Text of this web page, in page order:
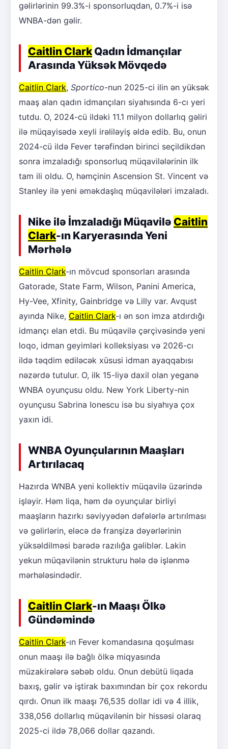
gəlirlərinin 99.3%-i sponsorluqdan, 0.7%-i isə
WNBA-dən gəlir.
Caitlin ClarkQadın İdmançılar
Arasında Yüksək Mövqedə
Caitlin Clark, Sportico-nun 2025-ci ilin ən yüksək
maaş alan qadın idmançıları siyahısında 6-cı yeri
tutdu. O, 2024-cü ildəki 11.1 milyon dollarlıq gəliri
ilə müqayisədə xeyli irəliləyiş əldə edib. Bu, onun
2024-cü ildə Fever tərəfindən birinci seçildikdən
sonra imzaladığı sponsorluq müqavilələrinin ilk
tam ili oldu. O, həmçinin Ascension St. Vincent və
Stanley ilə yeni əməkdaşlıq müqavilələri imzaladı.
Nike ilə İmzaladığı Müqavilə Caitlin
Clark-ın Karyerasında Yeni
Mərhələ
Caitlin Clark-ın mövcud sponsorları arasında
Gatorade, State Farm, Wilson, Panini America,
Hy-Vee, Xfinity, Gainbridge və Lilly var. Avqust
ayında Nike, Caitlin Clark-ı ən son imza atdırdığı
idmançı elan etdi. Bu müqavilə çərçivəsində yeni
loqo, idman geyimləri kolleksiyası və 2026-cı
ildə təqdim ediləcək xüsusi idman ayaqqabısı
nəzərdə tutulur. O, ilk 15-liyə daxil olan yeganə
WNBA oyunçusu oldu. New York Liberty-nin
oyunçusu Sabrina Ionescu isə bu siyahıya çox
yaxın idi.
WNBA Oyunçularının Maaşları
Artırılacaq
Hazırda WNBA yeni kollektiv müqavilə üzərində
işləyir. Həm liqa, həm də oyunçular birliyi
maaşların hazırkı səviyyədən dəfələrlə artırılması
və gəlirlərin, eləcə də franşiza dəyərlərinin
yüksəldilməsi barədə razılığa gəliblər. Lakin
yekun müqavilənin strukturu hələ də işlənmə
mərhələsindədir.
Caitlin Clark-ın Maaşı Ölkə
Gündəmində
Caitlin Clark-ın Fever komandasına qoşulması
onun maaşı ilə bağlı ölkə miqyasında
müzakirələrə səbəb oldu. Onun debütü liqada
baxış, gəlir və iştirak baxımından bir çox rekordu
qırdı. Onun ilk maaşı 76,535 dollar idi və 4 illik,
338,056 dollarlıq müqavilənin bir hissəsi olaraq
2025-ci ildə 78,066 dollar qazandı.